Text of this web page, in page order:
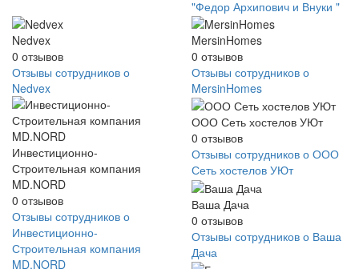
"Федор Архипович и Внуки "
Nedvex
0 отзывов
Отзывы сотрудников о
Nedvex
MersinHomes
0 отзывов
Отзывы сотрудников о
MersinHomes
Инвестиционно-
Строительная компания
MD.NORD
0 отзывов
Отзывы сотрудников о
Инвестиционно-
Строительная компания
MD.NORD
ООО Сеть хостелов УЮт
0 отзывов
Отзывы сотрудников о ООО
Сеть хостелов УЮт
Ваша Дача
0 отзывов
Отзывы сотрудников о Ваша
Дача